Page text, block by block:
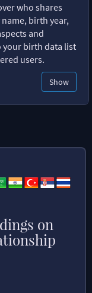
who shares
birth year,
and
your birth data list
users.
Show
on